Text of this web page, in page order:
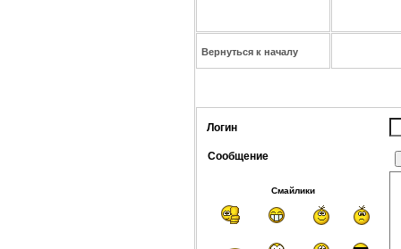
Вернуться к началу
Логин
Сообщение
Смайлики